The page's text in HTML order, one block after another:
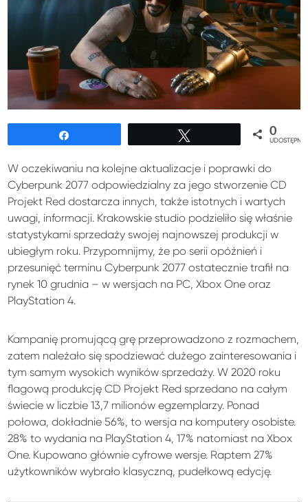
0
W oczekiwaniu na kolejne aktualizacje i poprawki do
Cyberpunk 2077 odpowiedzialny za jego stworzenie CD
Projekt Red dostarcza innych, także istotnych i wartych
uwagi, informacji. Krakowskie studio podzieliło się właśnie
statystykami sprzedaży swojej najnowszej produkcji w
ubiegłym roku. Przypomnijmy, że po serii opóźnień i
przesunięć terminu Cyberpunk 2077 ostatecznie trafił na
rynek 10 grudnia – w wersjach na PC, Xbox One oraz
PlayStation 4.
Kampanię promującą grę przeprowadzono z rozmachem,
zatem należało się spodziewać dużego zainteresowania i
tym samym wysokich wyników sprzedaży. W 2020 roku
flagową produkcję CD Projekt Red sprzedano na całym
świecie w liczbie 13,7 milionów egzemplarzy. Ponad
połowa, dokładnie 56%, to wersja na komputery osobiste.
28% to wydania na PlayStation 4, 17% natomiast na Xbox
One. Kupowano głównie cyfrowe wersje. Raptem 27%
użytkowników wybrało klasyczną, pudełkową edycję.